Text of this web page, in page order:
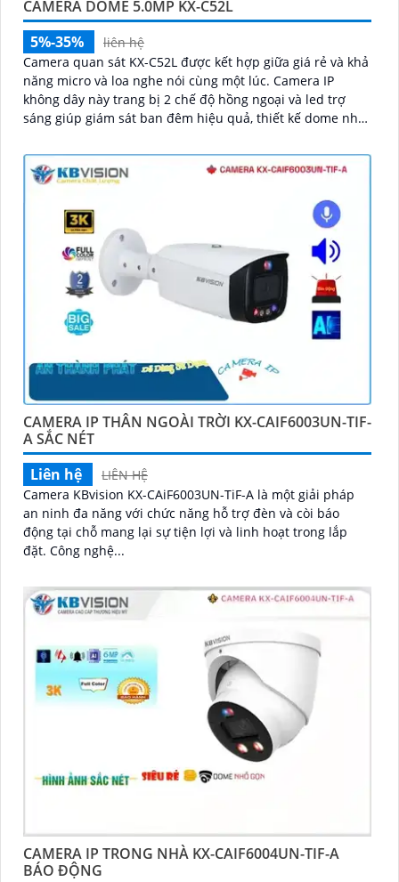
CAMERA DOME 5.0MP KX-C52L
5%-35%
liên hệ
Camera quan sát KX-C52L được kết hợp giữa giá rẻ và khả
năng micro và loa nghe nói cùng một lúc. Camera IP
không dây này trang bị 2 chế độ hồng ngoại và led trợ
sáng giúp giám sát ban đêm hiệu quả, thiết kế dome nhỏ
CAMERA IP THÂN NGOÀI TRỜI KX-CAIF6003UN-TIF-
A SẮC NÉT
Liên hệ
LIÊN HỆ
Camera KBvision KX-CAiF6003UN-TiF-A là một giải pháp
an ninh đa năng với chức năng hỗ trợ đèn và còi báo
động tại chỗ mang lại sự tiện lợi và linh hoạt trong lắp
đặt. Công nghệ...
CAMERA IP TRONG NHÀ KX-CAIF6004UN-TIF-A
BÁO ĐỘNG